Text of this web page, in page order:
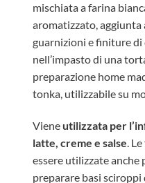
mischiata a farina
aromatizzato, aggiunta
guarnizioni e finiture
nell’impasto di una
preparazione home
tonka, utilizzabile su
Viene utilizzata per
latte, creme e salse.
essere utilizzate anche
preparare basi sciroppi